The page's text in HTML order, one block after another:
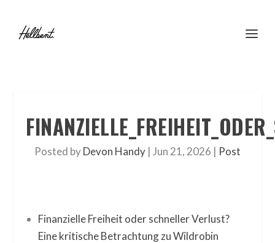
Posted byDevon Handy | Jun 21, 2026 | Post
Finanzielle Freiheit oder schneller Verlust?
Eine kritische Betrachtung zu Wildrobin